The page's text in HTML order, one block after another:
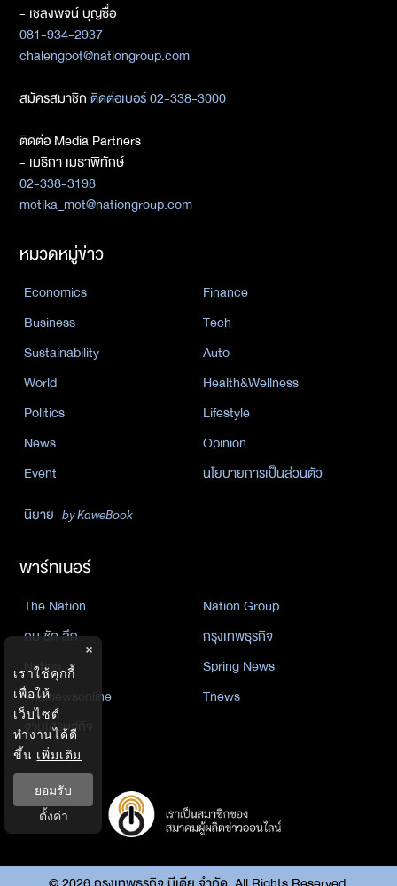
- เชลงพจน์ บุญซื่อ
081-934-2937
chalengpot@nationgroup.com
สมัครสมาชิกติดต่อเบอร์ 02-338-3000
ติดต่อ Media Partners
- เมธิกา เมธาพิทักษ์
02-338-3198
metika_met@nationgroup.com
หมวดหมู่ข่าว
Economics
Finance
Business
Tech
Sustainability
Auto
World
Health&Wellness
Politics
Lifestyle
News
Opinion
Event
นโยบายการเป็นส่วนตัว
นิยาย by KaweBook
พาร์ทเนอร์
The Nation
Nation Group
คม ชัด ลึก
กรุงเทพธุรกิจ
Nation
Spring News
Thainewsonline
Tnews
ฐานเศรษฐกิจ
×
เราใช้คุกกี้
เพื่อให้
เว็บไซต์
ทำงานได้ดี
ขึ้น เพิ่มเติม
ยอมรับ
ตั้งค่า